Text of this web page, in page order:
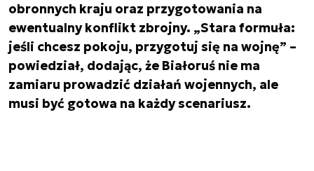
obronnych kraju oraz przygotowania na
ewentualny konflikt zbrojny. „Stara formuła:
jeśli chcesz pokoju, przygotuj się na wojnę” –
powiedział, dodając, że Białoruś nie ma
zamiaru prowadzić działań wojennych, ale
musi być gotowa na każdy scenariusz.